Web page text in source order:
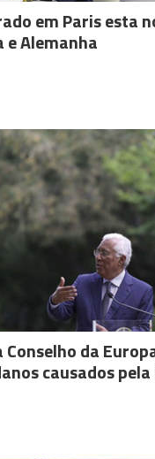
em Paris esta
Alemanha
da
causados pela